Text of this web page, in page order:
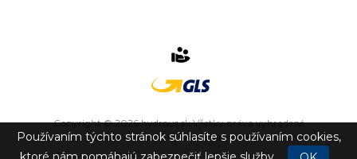
Copyright © 2026 hydrous.sk Všetky práva vyhradené
eshop na mieruvytvorilovibration.sk
Používaním týchto stránok súhlasíte s používaním cookies,